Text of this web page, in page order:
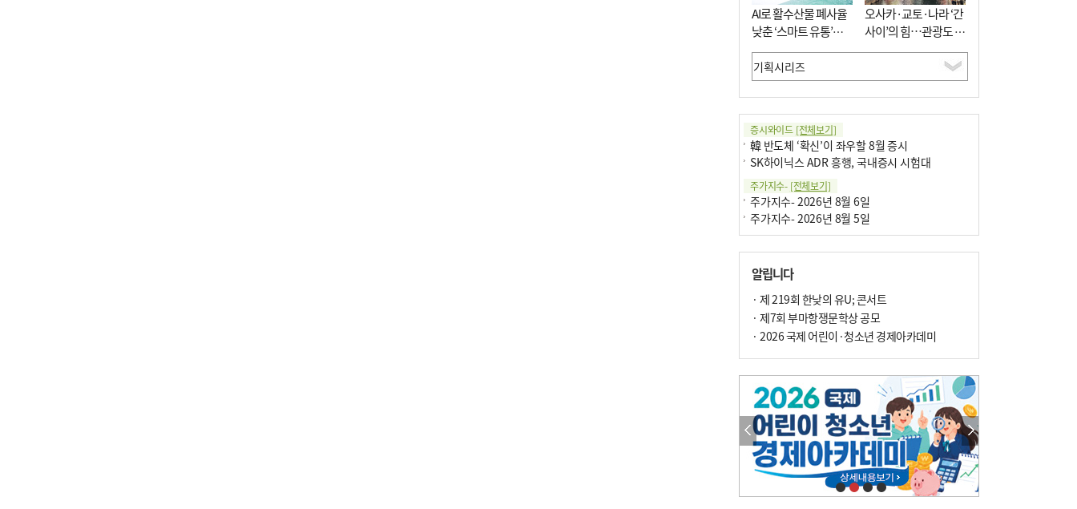
AI로 활수산물 폐사율
낮춘 ‘스마트 유통’…
사막·산악지대 수출
도전
오사카·교토·나라 ‘간
사이’의 힘…관광도 뭉
쳐야 흥한다
증시와이드 [전체보기]
韓 반도체 ‘확신’이 좌우할 8월 증시
SK하이닉스 ADR 흥행, 국내증시 시험대
주가지수- [전체보기]
주가지수- 2026년 8월 6일
주가지수- 2026년 8월 5일
알립니다
· 제 219회 한낮의 유U; 콘서트
· 제7회 부마항쟁문학상 공모
· 2026 국제 어린이·청소년 경제아카데미